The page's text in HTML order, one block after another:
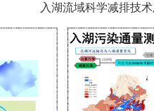
入湖流域科学减排技